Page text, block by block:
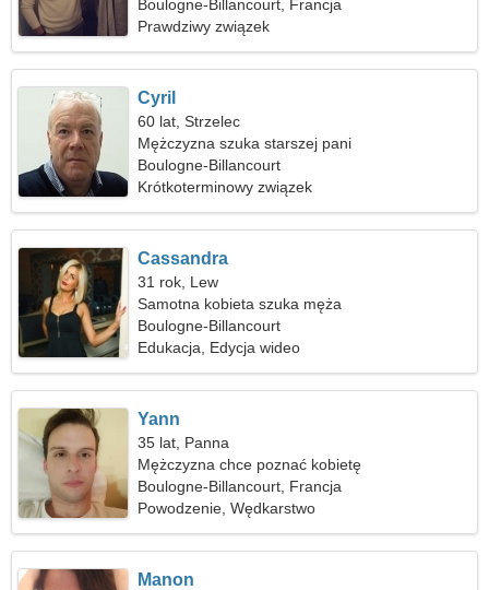
Boulogne-Billancourt, Francja
Prawdziwy związek
Cyril
60 lat, Strzelec
Mężczyzna szuka starszej pani
Boulogne-Billancourt
Krótkoterminowy związek
Cassandra
31 rok, Lew
Samotna kobieta szuka męża
Boulogne-Billancourt
Edukacja, Edycja wideo
Yann
35 lat, Panna
Mężczyzna chce poznać kobietę
Boulogne-Billancourt, Francja
Powodzenie, Wędkarstwo
Manon